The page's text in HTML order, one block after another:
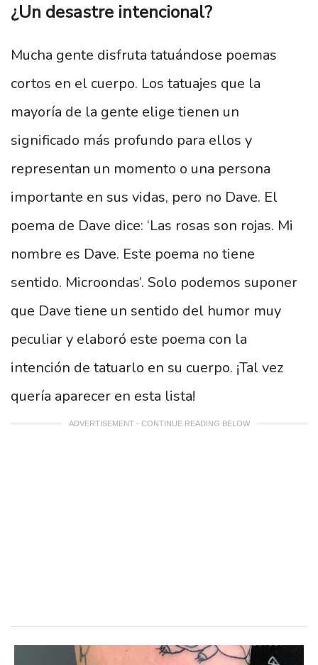
¿Un desastre intencional?
Mucha gente disfruta tatuándose poemas
cortos en el cuerpo. Los tatuajes que la
mayoría de la gente elige tienen un
significado más profundo para ellos y
representan un momento o una persona
importante en sus vidas, pero no Dave. El
poema de Dave dice: ‘Las rosas son rojas. Mi
nombre es Dave. Este poema no tiene
sentido. Microondas’. Solo podemos suponer
que Dave tiene un sentido del humor muy
peculiar y elaboró ​​este poema con la
intención de tatuarlo en su cuerpo. ¡Tal vez
quería aparecer en esta lista!
ADVERTISEMENT - CONTINUE READING BELOW